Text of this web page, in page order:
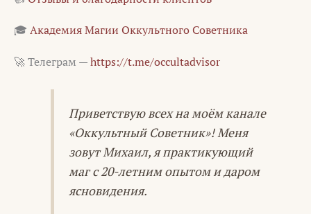
🎓 Академия Магии Оккультного Советника
🚀 Телеграм —https://t.me/occultadvisor
Приветствую всех на моём канале
«Оккультный Советник»! Меня
зовут Михаил, я практикующий
маг с 20-летним опытом и даром
ясновидения.